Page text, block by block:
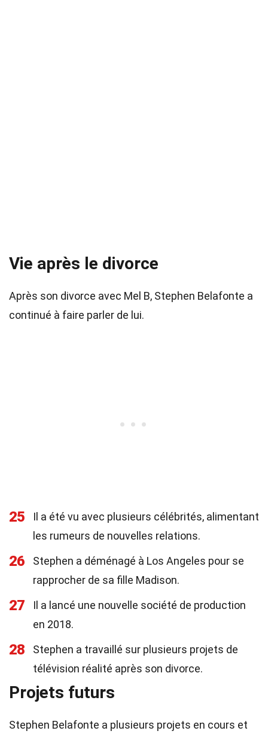
Vie après le divorce
Après son divorce avec Mel B, Stephen Belafonte a
continué à faire parler de lui.
25
Il a été vu avec plusieurs célébrités, alimentant
les rumeurs de nouvelles relations.
26
Stephen a déménagé à Los Angeles pour se
rapprocher de sa fille Madison.
27
Il a lancé une nouvelle société de production
en 2018.
28
Stephen a travaillé sur plusieurs projets de
télévision réalité après son divorce.
Projets futurs
Stephen Belafonte a plusieurs projets en cours et